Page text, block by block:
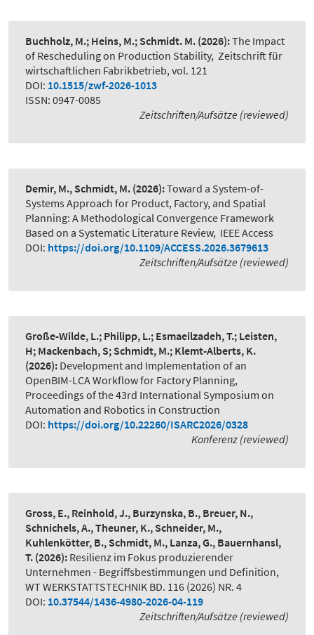
Buchholz, M.; Heins, M.; Schmidt. M. (2026):The Impact
of Rescheduling on Production Stability, Zeitschrift für
wirtschaftlichen Fabrikbetrieb, vol. 121
DOI: 10.1515/zwf-2026-1013
ISSN: 0947-0085
Zeitschriften/Aufsätze (reviewed)
Demir, M., Schmidt, M. (2026):Toward a System-of-
Systems Approach for Product, Factory, and Spatial
Planning: A Methodological Convergence Framework
Based on a Systematic Literature Review, IEEE Access
DOI: https://doi.org/10.1109/ACCESS.2026.3679613
Zeitschriften/Aufsätze (reviewed)
Große-Wilde, L.; Philipp, L.; Esmaeilzadeh, T.; Leisten,
H; Mackenbach, S; Schmidt, M.; Klemt-Alberts, K.
(2026): Development and Implementation of an
OpenBIM-LCA Workflow for Factory Planning,
Proceedings of the 43rd International Symposium on
Automation and Robotics in Construction
DOI: https://doi.org/10.22260/ISARC2026/0328
Konferenz (reviewed)
Gross, E., Reinhold, J., Burzynska, B., Breuer, N.,
Schnichels, A., Theuner, K., Schneider, M.,
Kuhlenkötter, B., Schmidt, M., Lanza, G., Bauernhansl,
T. (2026): Resilienz im Fokus produzierender
Unternehmen - Begriffsbestimmungen und Definition,
WT WERKSTATTSTECHNIK BD. 116 (2026) NR. 4
DOI: 10.37544/1436-4980-2026-04-119
Zeitschriften/Aufsätze (reviewed)